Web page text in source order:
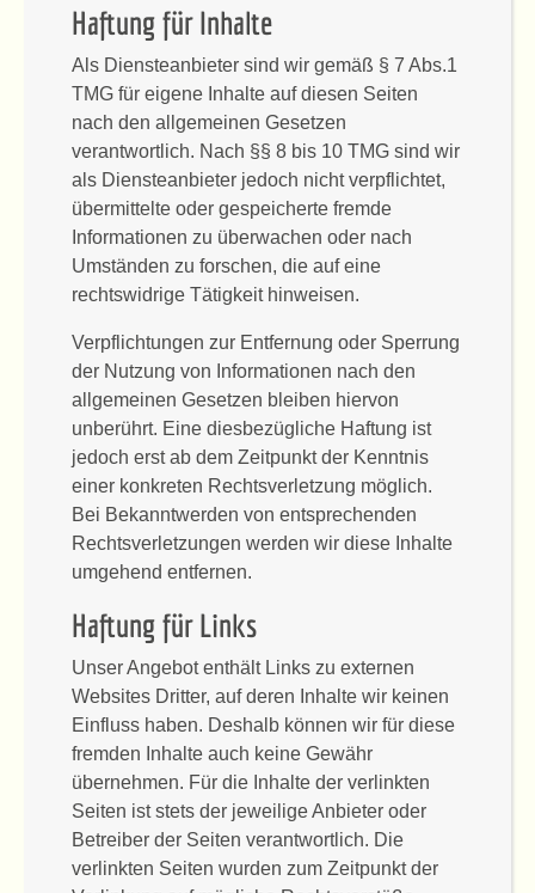
Haftung für Inhalte
Als Diensteanbieter sind wir gemäß § 7 Abs.1
TMG für eigene Inhalte auf diesen Seiten
nach den allgemeinen Gesetzen
verantwortlich. Nach §§ 8 bis 10 TMG sind wir
als Diensteanbieter jedoch nicht verpflichtet,
übermittelte oder gespeicherte fremde
Informationen zu überwachen oder nach
Umständen zu forschen, die auf eine
rechtswidrige Tätigkeit hinweisen.
Verpflichtungen zur Entfernung oder Sperrung
der Nutzung von Informationen nach den
allgemeinen Gesetzen bleiben hiervon
unberührt. Eine diesbezügliche Haftung ist
jedoch erst ab dem Zeitpunkt der Kenntnis
einer konkreten Rechtsverletzung möglich.
Bei Bekanntwerden von entsprechenden
Rechtsverletzungen werden wir diese Inhalte
umgehend entfernen.
Haftung für Links
Unser Angebot enthält Links zu externen
Websites Dritter, auf deren Inhalte wir keinen
Einfluss haben. Deshalb können wir für diese
fremden Inhalte auch keine Gewähr
übernehmen. Für die Inhalte der verlinkten
Seiten ist stets der jeweilige Anbieter oder
Betreiber der Seiten verantwortlich. Die
verlinkten Seiten wurden zum Zeitpunkt der